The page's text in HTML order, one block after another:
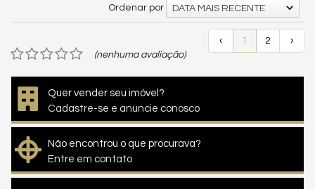
Ordenar por DATA MAIS RECENTE
‹ 1 2
›
(nenhuma avaliação)
Quer vender seu imóvel?
Cadastre-se e anuncie conosco
Não encontrou o que procurava?
Entre em contato